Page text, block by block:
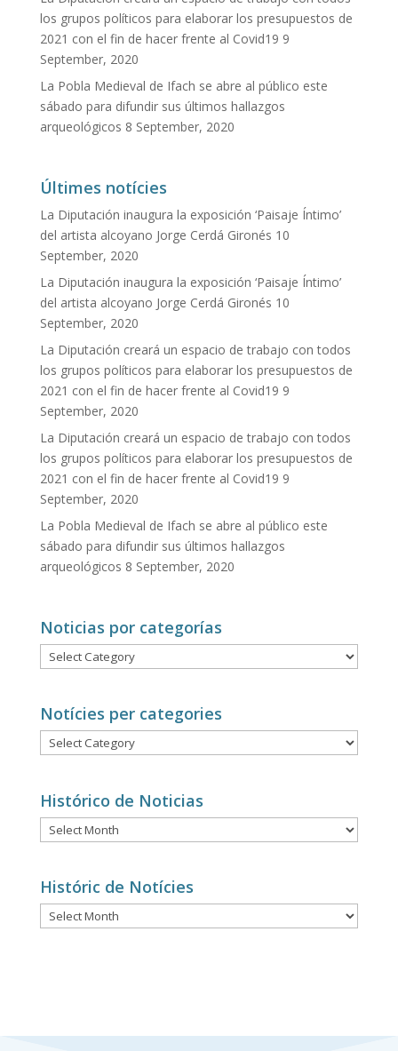
los grupos políticos para elaborar los presupuestos de
2021 con el fin de hacer frente al Covid19 9
September, 2020
La Pobla Medieval de Ifach se abre al público este
sábado para difundir sus últimos hallazgos
arqueológicos 8 September, 2020
Últimes notícies
La Diputación inaugura la exposición ‘Paisaje Íntimo’
del artista alcoyano Jorge Cerdá Gironés 10
September, 2020
La Diputación inaugura la exposición ‘Paisaje Íntimo’
del artista alcoyano Jorge Cerdá Gironés 10
September, 2020
La Diputación creará un espacio de trabajo con todos
los grupos políticos para elaborar los presupuestos de
2021 con el fin de hacer frente al Covid19 9
September, 2020
La Diputación creará un espacio de trabajo con todos
los grupos políticos para elaborar los presupuestos de
2021 con el fin de hacer frente al Covid19 9
September, 2020
La Pobla Medieval de Ifach se abre al público este
sábado para difundir sus últimos hallazgos
arqueológicos 8 September, 2020
Noticias por categorías
Noticias
por
Notícies per categories
Notícies
per
Histórico de Noticias
Histórico
de
Históric de Notícies
Históric
de